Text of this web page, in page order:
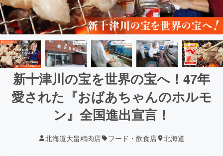
新十津川の宝を世界の宝へ！47年
愛された『おばあちゃんのホルモ
ン』全国進出宣言！
北海道大畠精肉店 フード・飲食店 北海道